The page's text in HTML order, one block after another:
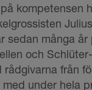
kompetensen
sedan många
och
rådgivarna från
med under hela